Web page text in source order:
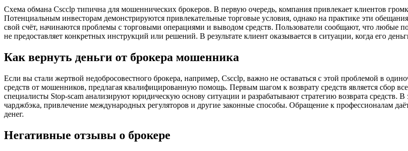
Схема обмана Cscclp типична для мошеннических брокеров. В первую очередь, компания привлекает клиентов
Потенциальным инвесторам демонстрируются привлекательные торговые условия, однако на практике эти
свой счёт, начинаются проблемы с торговыми операциями и выводом средств. Пользователи сообщают, что любые
не предоставляет конкретных инструкций или решений. В результате клиент оказывается в ситуации, когда его
Как вернуть деньги от брокера мошенника
Если вы стали жертвой недобросовестного брокера, например, Cscclp, важно не оставаться с этой проблемой в
средств от мошенников, предлагая квалифицированную помощь. Первым шагом к возврату средств является сбор
специалисты Stop-scam анализируют юридическую основу ситуации и разрабатывают стратегию возврата средств.
чарджбэка, привлечение международных регуляторов и другие законные способы. Обращение к профессионалам
денег.
Негативные отзывы о брокере